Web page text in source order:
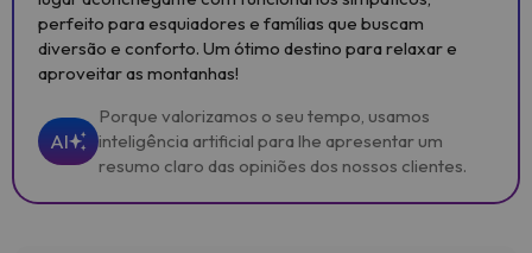
perfeito para esquiadores e famílias que buscam
diversão e conforto. Um ótimo destino para relaxar e
aproveitar as montanhas!
AI
Porque valorizamos o seu tempo, usamos
inteligência artificial para lhe apresentar um
resumo claro das opiniões dos nossos clientes.